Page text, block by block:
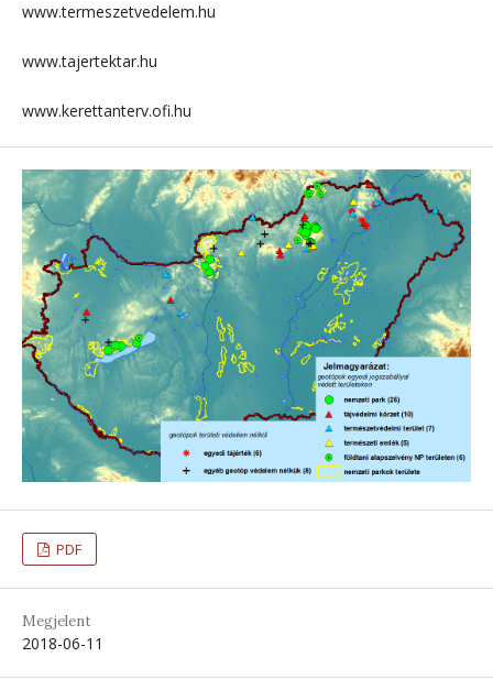
www.termeszetvedelem.hu
www.tajertektar.hu
www.kerettanterv.ofi.hu
PDF
Megjelent
2018-06-11